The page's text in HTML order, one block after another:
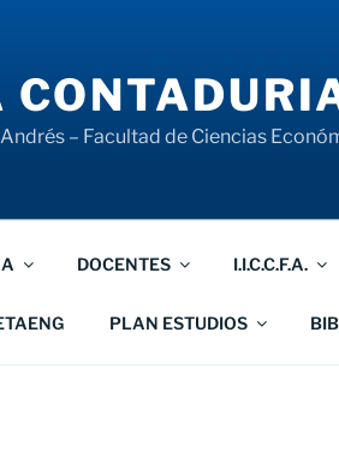
– Facultad de Ciencias
DOCENTES I.I.C.C.F.A.
PLAN ESTUDIOS